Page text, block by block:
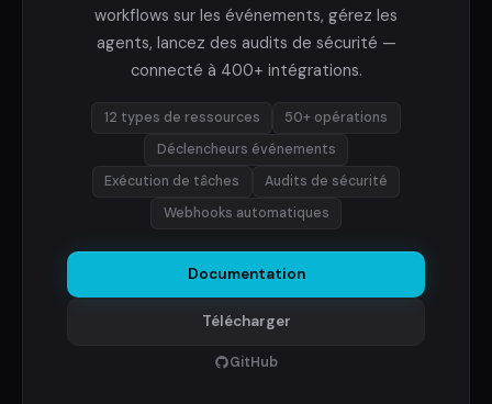
workflows sur les événements, gérez les
agents, lancez des audits de sécurité —
connecté à 400+ intégrations.
12 types de ressources
50+ opérations
Déclencheurs événements
Exécution de tâches
Audits de sécurité
Webhooks automatiques
Documentation
Télécharger
GitHub